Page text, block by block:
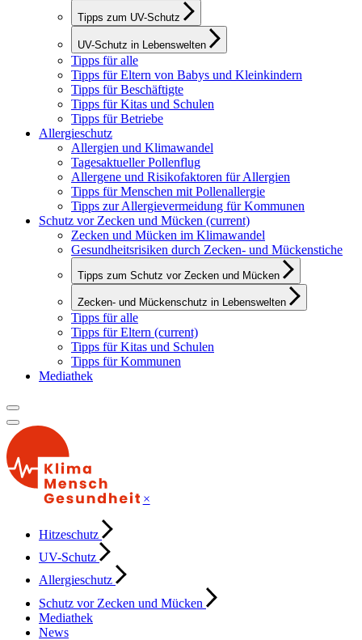
Tipps zum UV-Schutz
UV-Schutz in Lebenswelten
Tipps für alle
Tipps für Eltern von Babys und Kleinkindern
Tipps für Beschäftigte
Tipps für Kitas und Schulen
Tipps für Betriebe
Allergieschutz
Allergien und Klimawandel
Tagesaktueller Pollenflug
Allergene und Risikofaktoren für Allergien
Tipps für Menschen mit Pollenallergie
Tipps zur Allergievermeidung für Kommunen
Schutz vor Zecken und Mücken (current)
Zecken und Mücken im Klimawandel
Gesundheitsrisiken durch Zecken- und Mückenstiche
Tipps zum Schutz vor Zecken und Mücken
Zecken- und Mückenschutz in Lebenswelten
Tipps für alle
Tipps für Eltern (current)
Tipps für Kitas und Schulen
Tipps für Kommunen
Mediathek
×
Hitzeschutz
UV-Schutz
Allergieschutz
Schutz vor Zecken und Mücken
Mediathek
News